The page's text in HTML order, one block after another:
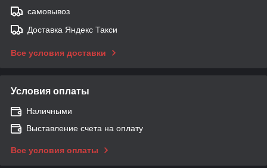
самовывоз
Доставка Яндекс Такси
Все условия доставки
Условия оплаты
Наличными
Выставление счета на оплату
Все условия оплаты